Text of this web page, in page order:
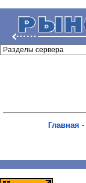
Главная -